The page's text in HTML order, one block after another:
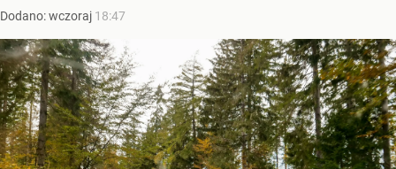
Dodano:wczoraj 18:47